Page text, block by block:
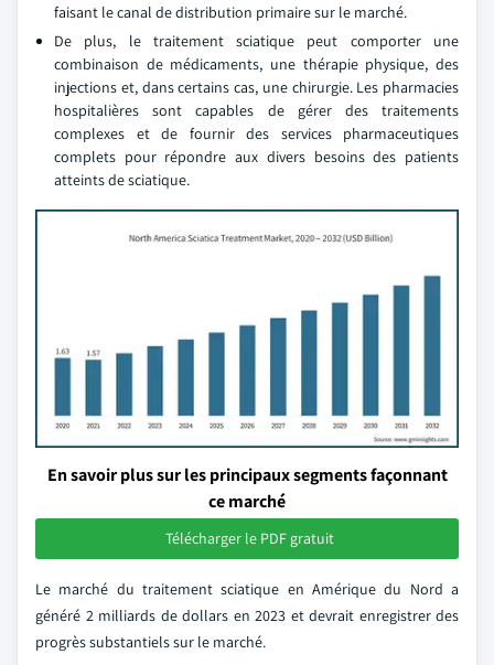
faisant le canal de distribution primaire sur le marché.
De plus, le traitement sciatique peut comporter une
combinaison de médicaments, une thérapie physique, des
injections et, dans certains cas, une chirurgie. Les pharmacies
hospitalières sont capables de gérer des traitements
complexes et de fournir des services pharmaceutiques
complets pour répondre aux divers besoins des patients
atteints de sciatique.
En savoir plus sur les principaux segments façonnant
ce marché
Télécharger le PDF gratuit
Le marché du traitement sciatique en Amérique du Nord a
généré 2 milliards de dollars en 2023 et devrait enregistrer des
progrès substantiels sur le marché.